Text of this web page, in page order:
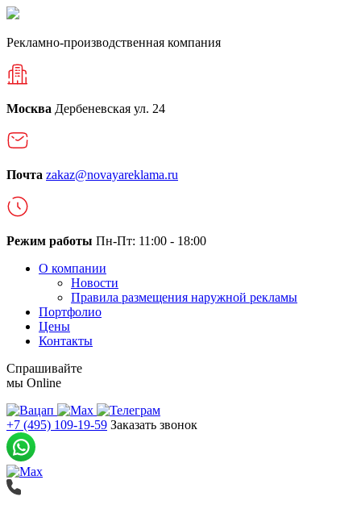
Рекламно-производственная компания
Москва Дербеневская ул. 24
Почта zakaz@novayareklama.ru
Режим работы Пн-Пт: 11:00 - 18:00
О компании
Новости
Правила размещения наружной рекламы
Портфолио
Цены
Контакты
Спрашивайте
мы Online
+7 (495) 109-19-59 Заказать звонок